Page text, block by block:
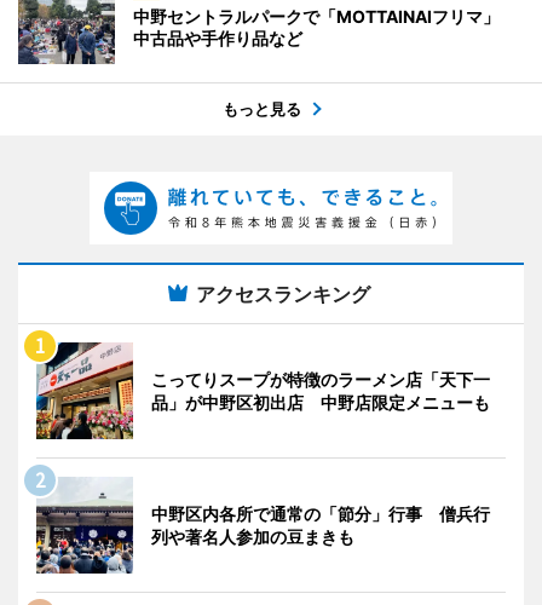
中野セントラルパークで「MOTTAINAIフリマ」
中古品や手作り品など
もっと見る
アクセスランキング
こってりスープが特徴のラーメン店「天下一
品」が中野区初出店 中野店限定メニューも
中野区内各所で通常の「節分」行事 僧兵行
列や著名人参加の豆まきも